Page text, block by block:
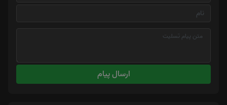
ارسال پیام